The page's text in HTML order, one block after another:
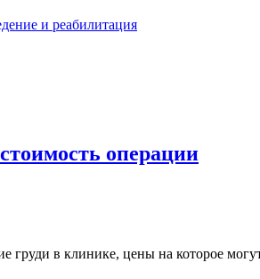
и реабилитация
операции
груди в клинике, цены на которое